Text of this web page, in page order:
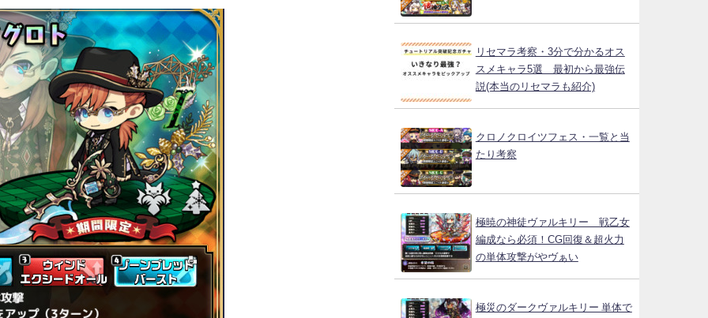
リセマラ考察・3分で分かるオス
スメキャラ5選 最初から最強伝
説(本当のリセマラも紹介)
クロノクロイツフェス・一覧と当
たり考察
極暁の神徒ヴァルキリー 戦乙女
編成なら必須！CG回復＆超火力
の単体攻撃がやヴぁい
極災のダークヴァルキリー 単体で